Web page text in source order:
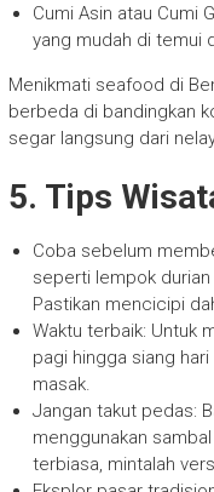
Cumi Asin atau Cumi
yang mudah di temui
Menikmati seafood di
berbeda di bandingkan
segar langsung dari
5. Tips
Coba sebelum
seperti lempok
Pastikan mencicipi
Waktu terbaik: Untuk
pagi hingga siang
masak.
Jangan takut pedas:
menggunakan
terbiasa, mintalah